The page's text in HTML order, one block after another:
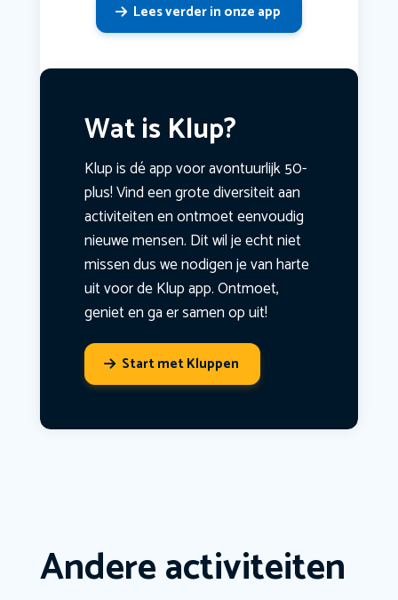
Lees verder in onze app
Wat is Klup?
Klup is dé app voor avontuurlijk 50-
plus! Vind een grote diversiteit aan
activiteiten en ontmoet eenvoudig
nieuwe mensen. Dit wil je echt niet
missen dus we nodigen je van harte
uit voor de Klup app. Ontmoet,
geniet en ga er samen op uit!
Start met Kluppen
Andere activiteiten